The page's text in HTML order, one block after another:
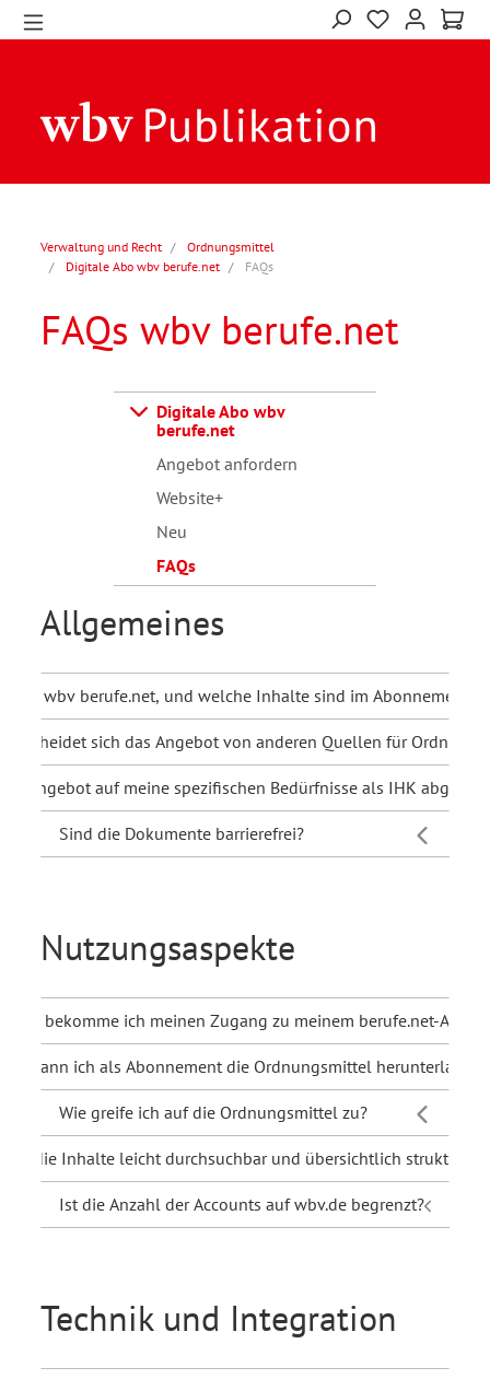
Verwaltung und Recht
Ordnungsmittel
Digitale Abo wbv berufe.net
FAQs
FAQs wbv berufe.net
Digitale Abo wbv
berufe.net
Angebot anfordern
Website+
Neu
FAQs
Allgemeines
ist wbv berufe.net, und welche Inhalte sind im Abonnement
sich das Angebot von anderen Quellen für
Angebot auf meine spezifischen Bedürfnisse als IHK
Sind die Dokumente barrierefrei?
Nutzungsaspekte
Wie bekomme ich meinen Zugang zu meinem berufe.net-Abo?
Wie kann ich als Abonnement die Ordnungsmittel herunterladen?
Wie greife ich auf die Ordnungsmittel zu?
die Inhalte leicht durchsuchbar und übersichtlich
Ist die Anzahl der Accounts auf wbv.de begrenzt?
Technik und Integration